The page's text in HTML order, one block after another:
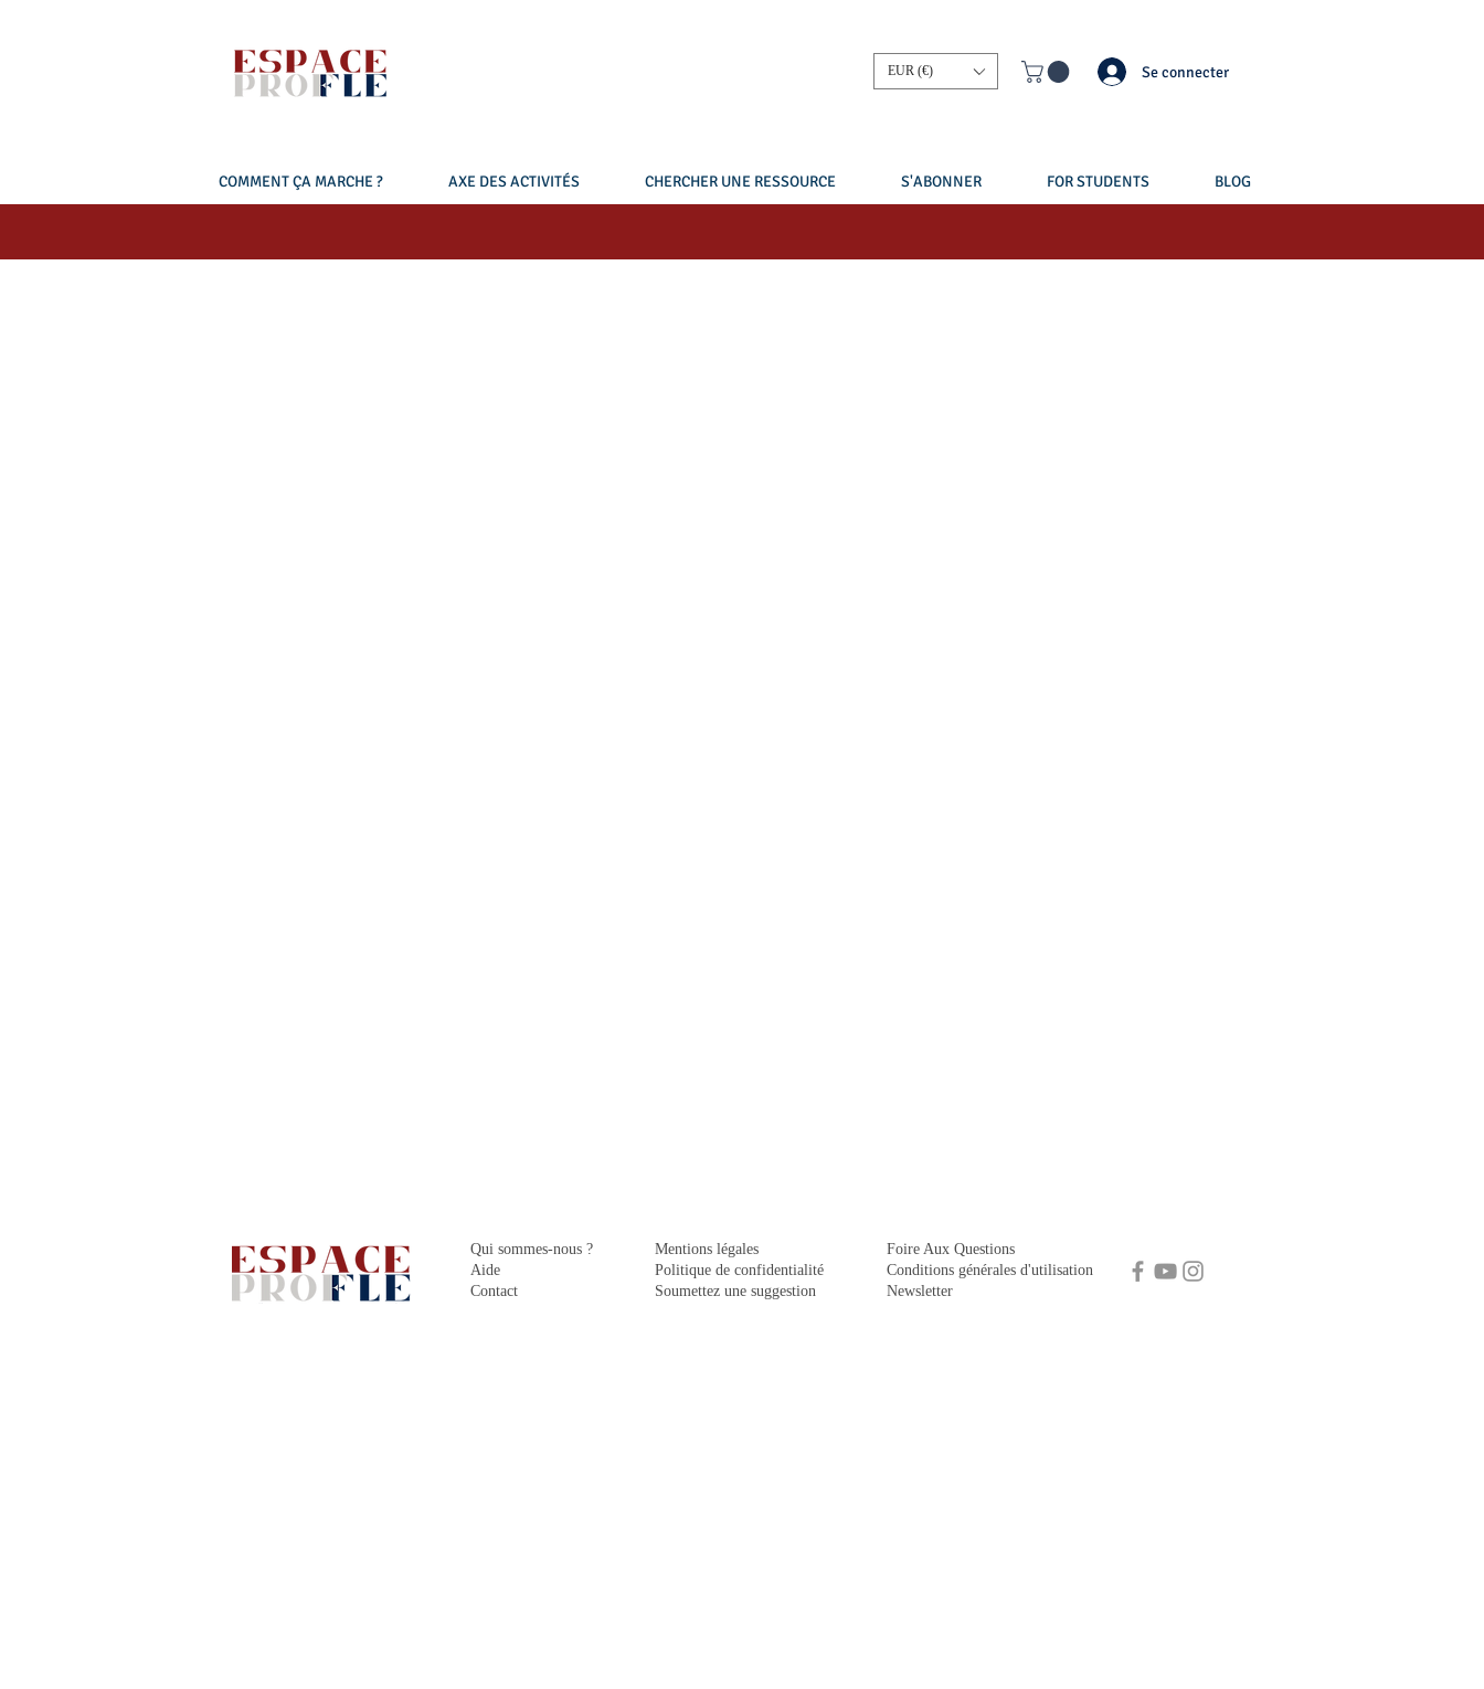
EUR (€) Se connecter
COMMENT ÇA MARCHE ? AXE DES ACTIVITÉS CHERCHER UNE RESSOURCE S'ABONNER FOR STUDENTS BLOG
Qui sommes-nous ?
Aide
Contact
Mentions légales
Politique de confidentialité
Soumettez une suggestion
Foire Aux Questions
Conditions générales d'utilisation
Newsletter